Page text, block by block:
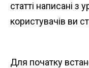
статті написані з
користувачів ви
Для початку